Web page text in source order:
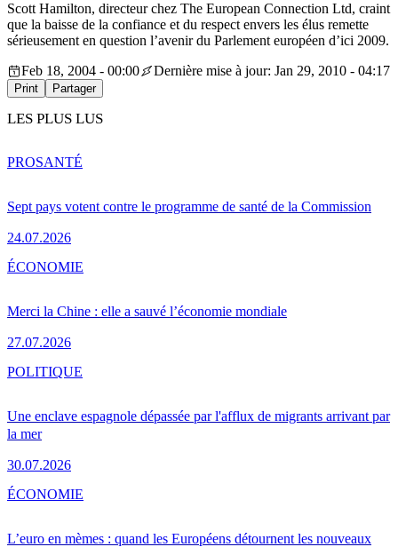
Scott Hamilton, directeur chez The European Connection Ltd, craint
que la baisse de la confiance et du respect envers les élus remette
sérieusement en question l’avenir du Parlement européen d’ici 2009.
Feb 18, 2004 - 00:00
Dernière mise à jour: Jan 29, 2010 - 04:17
Print Partager
LES PLUS LUS
Sept pays votent contre le programme de santé de la Commission
24.07.2026
PROSANTÉ
Merci la Chine : elle a sauvé l’économie mondiale
27.07.2026
ÉCONOMIE
Une enclave espagnole dépassée par l'afflux de migrants arrivant par
la mer
30.07.2026
POLITIQUE
L’euro en mèmes : quand les Européens détournent les nouveaux
ÉCONOMIE